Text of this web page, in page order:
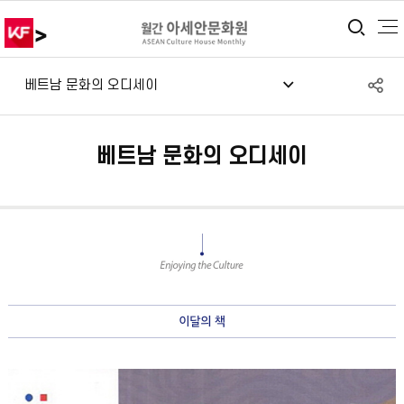
> 통
베트남 문화의 오디세이
베트남 문화의 오디세이